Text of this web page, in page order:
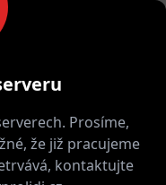
Prosíme,
že již pracujeme
kontaktujte